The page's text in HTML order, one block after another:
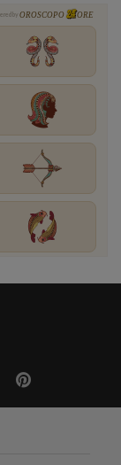
by OROSCOPO ORE